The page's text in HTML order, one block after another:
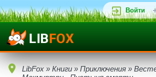
Войти
LibFox » Книги » Приключения »